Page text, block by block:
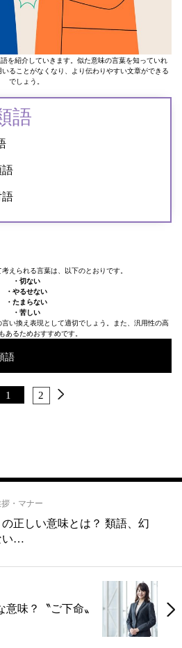
を紹介していきます。似た意味の言葉を知っていれ
ることがなくなり、より伝わりやすい文章ができる
でしょう。
語
語
語
考えられる言葉は、以下のとおりです。
・切ない
・やるせない
・たまらない
・苦しい
い換え表現として適切でしょう。また、汎用性の高
あるためおすすめです。
語
1 2
・マナー
の正しい意味とは？ 類語、幻
い…
意味？〝ご下命〟